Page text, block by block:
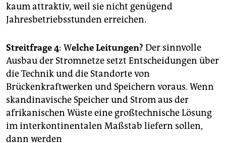
kaum attraktiv, weil sie nicht genügend
Jahresbetriebsstunden erreichen.
Streitfrage 4: Welche Leitungen? Der sinnvolle
Ausbau der Stromnetze setzt Entscheidungen über
die Technik und die Standorte von
Brückenkraftwerken und Speichern voraus. Wenn
skandinavische Speicher und Strom aus der
afrikanischen Wüste eine großtechnische Lösung
im interkontinentalen Maßstab liefern sollen,
dann werden